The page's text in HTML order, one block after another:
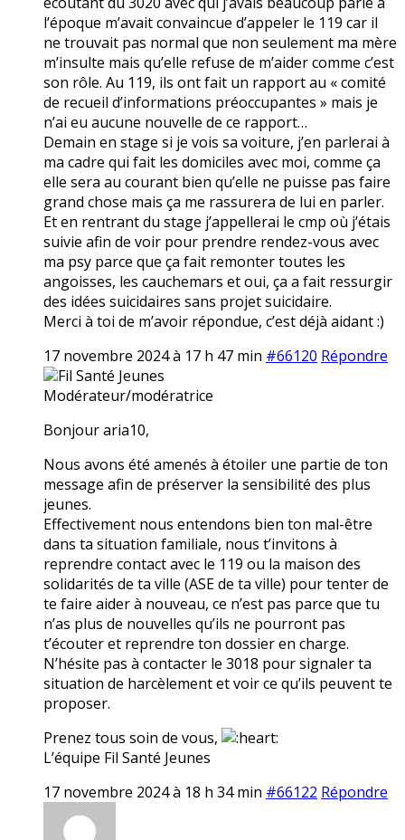
l’époque m’avait convaincue d’appeler le 119 car il
ne trouvait pas normal que non seulement ma mère
m’insulte mais qu’elle refuse de m’aider comme c’est
son rôle. Au 119, ils ont fait un rapport au « comité
de recueil d’informations préoccupantes » mais je
n’ai eu aucune nouvelle de ce rapport…
Demain en stage si je vois sa voiture, j’en parlerai à
ma cadre qui fait les domiciles avec moi, comme ça
elle sera au courant bien qu’elle ne puisse pas faire
grand chose mais ça me rassurera de lui en parler.
Et en rentrant du stage j’appellerai le cmp où j’étais
suivie afin de voir pour prendre rendez-vous avec
ma psy parce que ça fait remonter toutes les
angoisses, les cauchemars et oui, ça a fait ressurgir
des idées suicidaires sans projet suicidaire.
Merci à toi de m’avoir répondue, c’est déjà aidant :)
17 novembre 2024 à 17 h 47 min #66120 Répondre
Fil Santé Jeunes
Modérateur/modératrice
Bonjour aria10,
Nous avons été amenés à étoiler une partie de ton
message afin de préserver la sensibilité des plus
jeunes.
Effectivement nous entendons bien ton mal-être
dans ta situation familiale, nous t’invitons à
reprendre contact avec le 119 ou la maison des
solidarités de ta ville (ASE de ta ville) pour tenter de
te faire aider à nouveau, ce n’est pas parce que tu
n’as plus de nouvelles qu’ils ne pourront pas
t’écouter et reprendre ton dossier en charge.
N’hésite pas à contacter le 3018 pour signaler ta
situation de harcèlement et voir ce qu’ils peuvent te
proposer.
Prenez tous soin de vous,
L’équipe Fil Santé Jeunes
17 novembre 2024 à 18 h 34 min #66122 Répondre